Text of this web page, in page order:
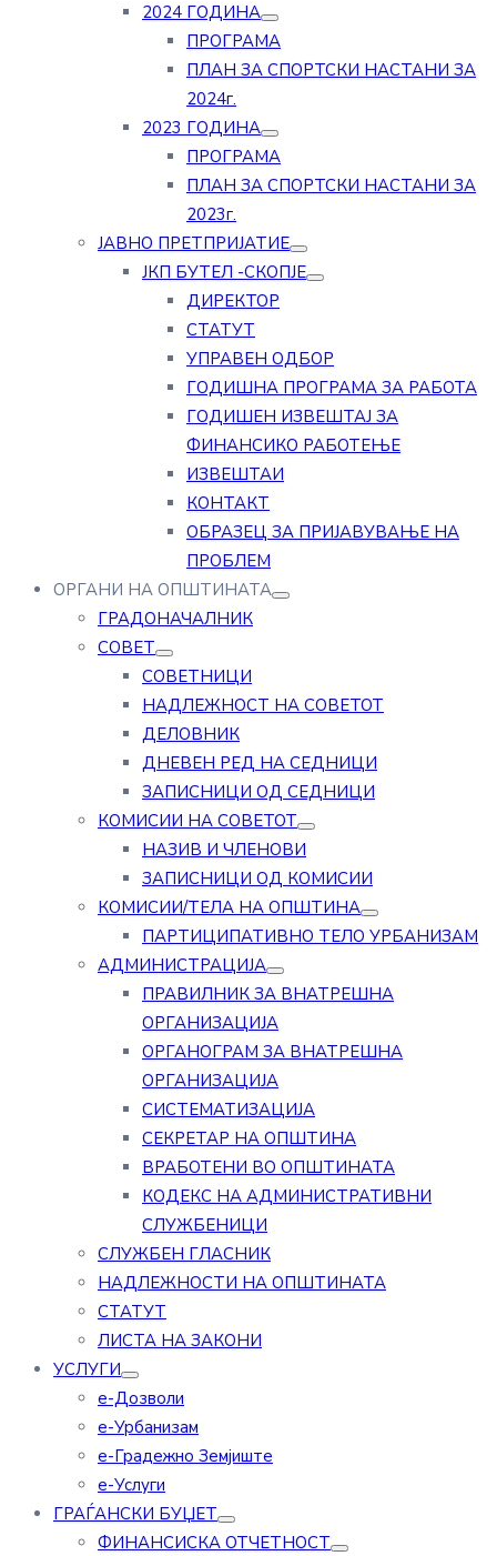
2024 ГОДИНА
ПРОГРАМА
ПЛАН ЗА СПОРТСКИ НАСТАНИ ЗА
2024г.
2023 ГОДИНА
ПРОГРАМА
ПЛАН ЗА СПОРТСКИ НАСТАНИ ЗА
2023г.
ЈАВНО ПРЕТПРИЈАТИЕ
ЈКП БУТЕЛ -СКОПЈЕ
ДИРЕКТОР
СТАТУТ
УПРАВЕН ОДБОР
ГОДИШНА ПРОГРАМА ЗА РАБОТА
ГОДИШЕН ИЗВЕШТАЈ ЗА
ФИНАНСИКО РАБОТЕЊЕ
ИЗВЕШТАИ
КОНТАКТ
ОБРАЗЕЦ ЗА ПРИЈАВУВАЊЕ НА
ПРОБЛЕМ
ОРГАНИ НА ОПШТИНАТА
ГРАДОНАЧАЛНИК
СОВЕТ
СОВЕТНИЦИ
НАДЛЕЖНОСТ НА СОВЕТОТ
ДЕЛОВНИК
ДНЕВЕН РЕД НА СЕДНИЦИ
ЗАПИСНИЦИ ОД СЕДНИЦИ
КОМИСИИ НА СОВЕТОТ
НАЗИВ И ЧЛЕНОВИ
ЗАПИСНИЦИ ОД КОМИСИИ
КОМИСИИ/ТЕЛА НА ОПШТИНА
ПАРТИЦИПАТИВНО ТЕЛО УРБАНИЗАМ
АДМИНИСТРАЦИЈА
ПРАВИЛНИК ЗА ВНАТРЕШНА
ОРГАНИЗАЦИЈА
ОРГАНОГРАМ ЗА ВНАТРЕШНА
ОРГАНИЗАЦИЈА
СИСТЕМАТИЗАЦИЈА
СЕКРЕТАР НА ОПШТИНА
ВРАБОТЕНИ ВО ОПШТИНАТА
КОДЕКС НА АДМИНИСТРАТИВНИ
СЛУЖБЕНИЦИ
СЛУЖБЕН ГЛАСНИК
НАДЛЕЖНОСТИ НА ОПШТИНАТА
СТАТУТ
ЛИСТА НА ЗАКОНИ
УСЛУГИ
е-Дозволи
е-Урбанизам
е-Градежно Земјиште
е-Услуги
ГРАЃАНСКИ БУЏЕТ
ФИНАНСИСКА ОТЧЕТНОСТ